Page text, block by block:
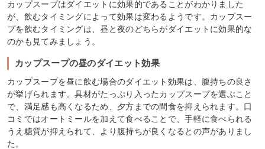
カップスープはダイエットに効果的であることがわかりました
が、飲むタイミングによって効果は変わるようです。カップスー
プを飲むタイミングは、昼と夜のどちらがダイエットに効果的な
のかも見てみましょう。
カップスープの昼のダイエット効果
カップスープを昼に飲む場合のダイエット効果は、腹持ちの良さ
が挙げられます。具材がたっぷり入ったカップスープを選ぶこと
で、満足感も高くなるため、夕方までの間食を抑えられます。口
コミではオートミールを加えて食べることで、手軽に食べられる
うえ糖質が抑えられて、より腹持ちが良くなるとの声がありまし
た。